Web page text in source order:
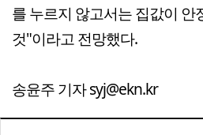
를 누르지 않고서는 집값이 안
것"이라고 전망했다.
송윤주 기자 syj@ekn.kr